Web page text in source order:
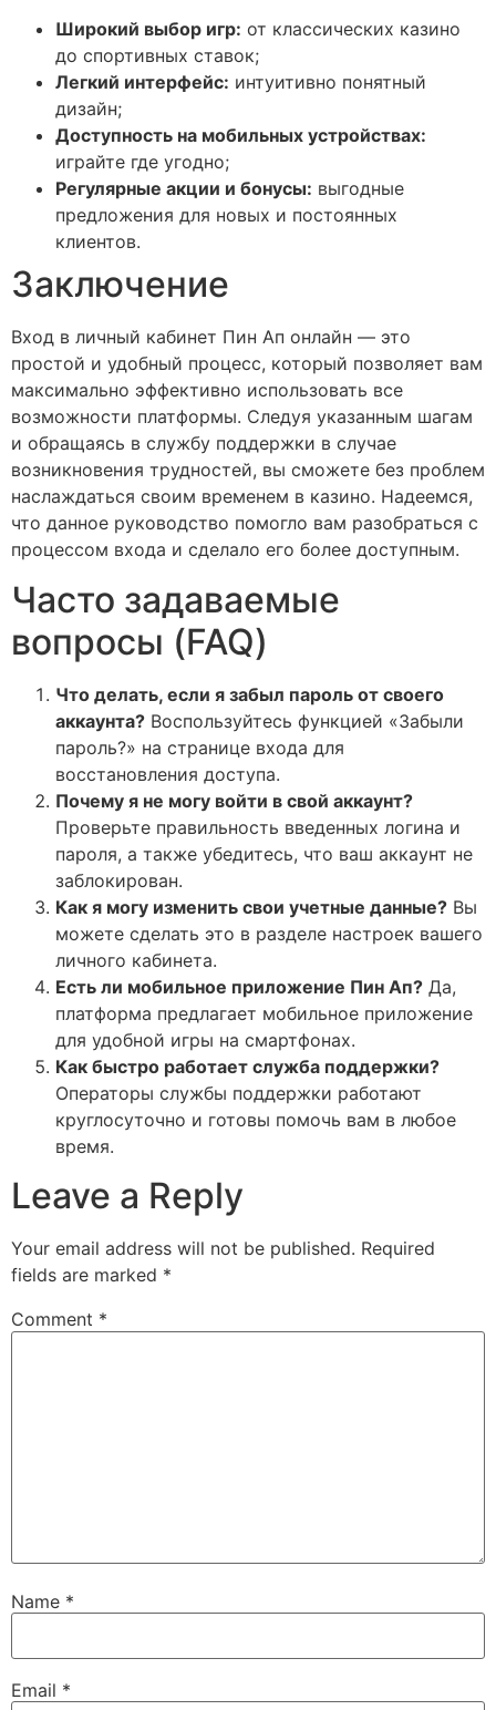
Широкий выбор игр: от классических казино
до спортивных ставок;
Легкий интерфейс: интуитивно понятный
дизайн;
Доступность на мобильных устройствах:
играйте где угодно;
Регулярные акции и бонусы: выгодные
предложения для новых и постоянных
клиентов.
Заключение
Вход в личный кабинет Пин Ап онлайн — это
простой и удобный процесс, который позволяет вам
максимально эффективно использовать все
возможности платформы. Следуя указанным шагам
и обращаясь в службу поддержки в случае
возникновения трудностей, вы сможете без проблем
наслаждаться своим временем в казино. Надеемся,
что данное руководство помогло вам разобраться с
процессом входа и сделало его более доступным.
Часто задаваемые
вопросы (FAQ)
Что делать, если я забыл пароль от своего
аккаунта? Воспользуйтесь функцией «Забыли
пароль?» на странице входа для
восстановления доступа.
Почему я не могу войти в свой аккаунт?
Проверьте правильность введенных логина и
пароля, а также убедитесь, что ваш аккаунт не
заблокирован.
Как я могу изменить свои учетные данные? Вы
можете сделать это в разделе настроек вашего
личного кабинета.
Есть ли мобильное приложение Пин Ап? Да,
платформа предлагает мобильное приложение
для удобной игры на смартфонах.
Как быстро работает служба поддержки?
Операторы службы поддержки работают
круглосуточно и готовы помочь вам в любое
время.
Leave a Reply
Your email address will not be published. Required
fields are marked *
Comment *
Name *
Email *